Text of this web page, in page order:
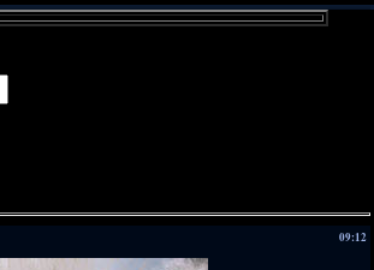
09:12